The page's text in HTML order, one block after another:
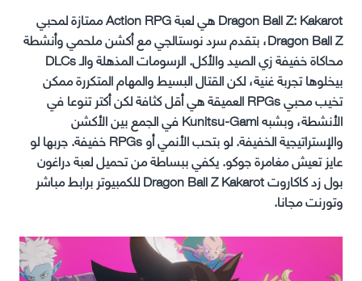
Dragon Ball Z: Kakarot هي لعبة Action RPG ممتازة لمحبي
Dragon Ball Z، بتقدم سرد نوستالجي مع أكشن ملحمي وأنشطة
محاكاة خفيفة زي الصيد والأكل. الرسومات المذهلة والـ DLCs
بيخلوها تجربة غنية، لكن القتال البسيط والمهام المتكررة ممكن
تخيب محبي RPGs العميقة هي أقل كثافة لكن أكتر تنوعا في
الأنشطة، وبشبه Kunitsu-Gami في الجمع بين الأكشن
والإستراتيجية الخفيفة. لو بتحب الأنمي أو RPGs خفيفة. جربها لو
عايز تعيش مغامرة جوكو. يكفي ببساطة من تحميل لعبة دراغون
بول زد كاكاروت Dragon Ball Z Kakarot للكمبيوتر برابط مباشر
وتورنت مجانا.